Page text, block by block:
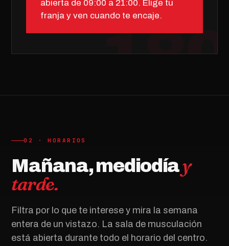
abierta de 09:00 a 21:00. Elige tu
franja y ven cuando te encaje.
02 · HORARIOS
Mañana, mediodíay
tarde.
Filtra por lo que te interese y mira la semana
entera de un vistazo. La sala de musculación
está abierta durante todo el horario del centro.